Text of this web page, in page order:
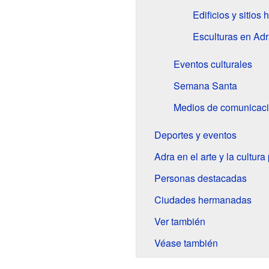
Edificios y sitios
Esculturas en
Eventos culturales
Semana Santa
Medios de
Deportes y eventos
Adra en el arte y la cultura
Personas destacadas
Ciudades hermanadas
Ver también
Véase también